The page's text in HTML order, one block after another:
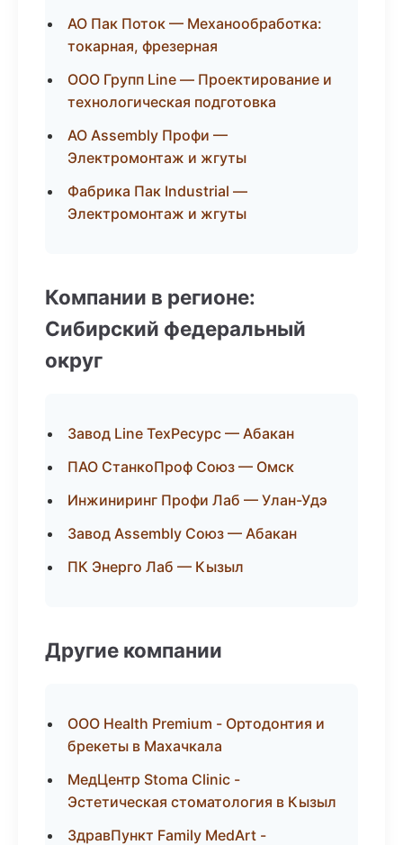
АО Пак Поток — Механообработка:
токарная, фрезерная
ООО Групп Line — Проектирование и
технологическая подготовка
АО Assembly Профи —
Электромонтаж и жгуты
Фабрика Пак Industrial —
Электромонтаж и жгуты
Компании в регионе:
Сибирский федеральный
округ
Завод Line ТехРесурс — Абакан
ПАО СтанкоПроф Союз — Омск
Инжиниринг Профи Лаб — Улан-Удэ
Завод Assembly Союз — Абакан
ПК Энерго Лаб — Кызыл
Другие компании
ООО Health Premium - Ортодонтия и
брекеты в Махачкала
МедЦентр Stoma Clinic -
Эстетическая стоматология в Кызыл
ЗдравПункт Family MedArt -